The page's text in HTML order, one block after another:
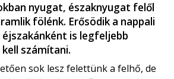
nyugat, északnyugat felől
fölénk. Erősödik a nappali
is legfeljebb
számítani.
sok lesz felettünk a felhő, de